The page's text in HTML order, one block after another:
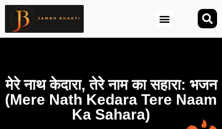
मेरे नाथ केदारा, तेरे नाम का सहारा: भजन
(Mere Nath Kedara Tere Naam
Ka Sahara)